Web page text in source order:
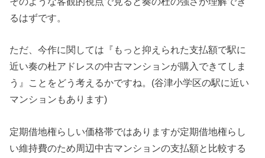
るはずです。
ただ、今作に関しては『もっと抑えられた支払額で駅に
近い奏の杜アドレスの中古マンションが購入できてしま
う』ことをどう考えるかですね。(谷津小学区の駅に近い
マンションもあります)
定期借地権らしい価格帯ではありますが定期借地権らし
い維持費のため周辺中古マンションの支払額と比較する